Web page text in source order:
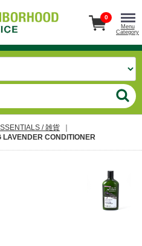
0
Menu
Category
/ 雑貨
CONDITIONER